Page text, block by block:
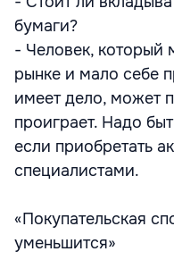
бумаги?
- Человек, который
рынке и мало себе
имеет дело, может
проиграет. Надо
если приобретать
специалистами.
«Покупательская
уменьшится»